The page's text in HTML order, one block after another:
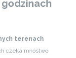
godzinach
terenach
czeka mnóstwo